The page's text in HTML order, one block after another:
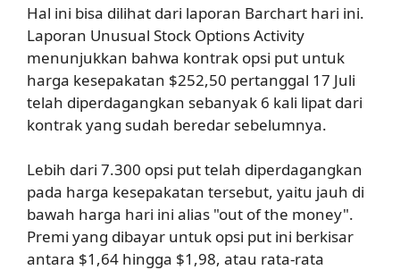
Hal ini bisa dilihat dari laporan Barchart hari ini.
Laporan Unusual Stock Options Activity
menunjukkan bahwa kontrak opsi put untuk
harga kesepakatan $252,50 pertanggal 17 Juli
telah diperdagangkan sebanyak 6 kali lipat dari
kontrak yang sudah beredar sebelumnya.
Lebih dari 7.300 opsi put telah diperdagangkan
pada harga kesepakatan tersebut, yaitu jauh di
bawah harga hari ini alias "out of the money".
Premi yang dibayar untuk opsi put ini berkisar
antara $1,64 hingga $1,98, atau rata-rata